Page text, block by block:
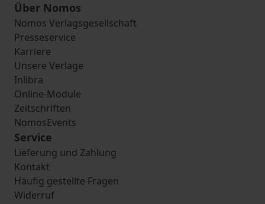
Über Nomos
Nomos Verlagsgesellschaft
Presseservice
Karriere
Unsere Verlage
Inlibra
Online-Module
Zeitschriften
NomosEvents
Service
Lieferung und Zahlung
Kontakt
Häufig gestellte Fragen
Widerruf